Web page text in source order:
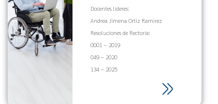
Docentes lideres:
Andrea Jimena Ortiz Ramirez
Resoluciones de Rectoría:
0001 – 2019
049 – 2020
134 – 2025